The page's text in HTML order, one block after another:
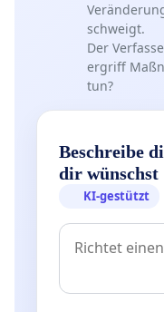
schweigt.
Der
ergriff
tun?
Beschreibe
dir wünschst
KI-gestützt